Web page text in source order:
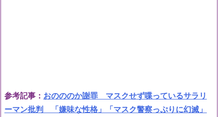
参考記事： おのののか謝罪 マスクせず喋っているサラリ
ーマン批判 「嫌味な性格」「マスク警察っぷりに幻滅」